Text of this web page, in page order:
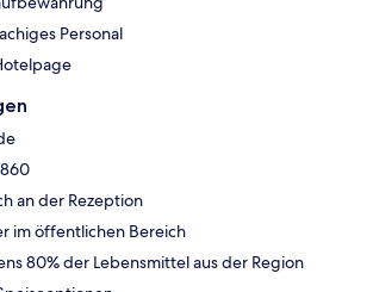
Personal
an der Rezeption
im öffentlichen Bereich
80% der Lebensmittel aus der Region